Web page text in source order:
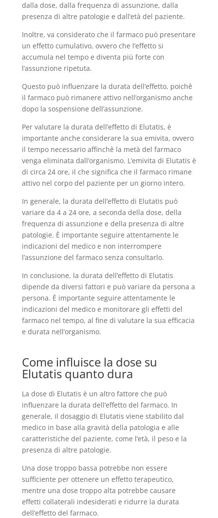
dalla dose, dalla frequenza di assunzione, dalla
presenza di altre patologie e dall’età del paziente.
Inoltre, va considerato che il farmaco può presentare
un effetto cumulativo, ovvero che l’effetto si
accumula nel tempo e diventa più forte con
l’assunzione ripetuta.
Questo può influenzare la durata dell’effetto, poichê
il farmaco può rimanere attivo nell’organismo anche
dopo la sospensione dell’assunzione.
Per valutare la durata dell’effetto di Elutatis, è
importante anche considerare la sua emivita, ovvero
il tempo necessario affinchê la metà del farmaco
venga eliminata dall’organismo. L’emivita di Elutatis è
di circa 24 ore, il che significa che il farmaco rimane
attivo nel corpo del paziente per un giorno intero.
In generale, la durata dell’effetto di Elutatis può
variare da 4 a 24 ore, a seconda della dose, della
frequenza di assunzione e della presenza di altre
patologie. È importante seguire attentamente le
indicazioni del medico e non interrompere
l’assunzione del farmaco senza consultarlo.
In conclusione, la durata dell’effetto di Elutatis
dipende da diversi fattori e può variare da persona a
persona. È importante seguire attentamente le
indicazioni del medico e monitorare gli effetti del
farmaco nel tempo, al fine di valutare la sua efficacia
e durata nell’organismo.
Come influisce la dose su
Elutatis quanto dura
La dose di Elutatis è un altro fattore che può
influenzare la durata dell’effetto del farmaco. In
generale, il dosaggio di Elutatis viene stabilito dal
medico in base alla gravità della patologia e alle
caratteristiche del paziente, come l’età, il peso e la
presenza di altre patologie.
Una dose troppo bassa potrebbe non essere
sufficiente per ottenere un effetto terapeutico,
mentre una dose troppo alta potrebbe causare
effetti collaterali indesiderati e ridurre la durata
dell’effetto del farmaco.